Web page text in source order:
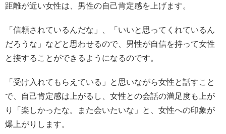
距離が近い女性は、男性の自己肯定感を上げます。
「信頼されているんだな」、「いいと思ってくれているん
だろうな」などと思わせるので、男性が自信を持って女性
と接することができるようになるのです。
「受け入れてもらえている」と思いながら女性と話すこと
で、自己肯定感は上がるし、女性との会話の満足度も上が
り「楽しかったな。また会いたいな」と、女性への印象が
爆上がりします。